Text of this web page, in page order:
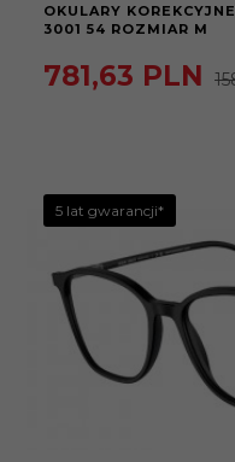
OKULARY
3001 54 ROZMIAR M
781,63 PLN
5 lat gwarancji*